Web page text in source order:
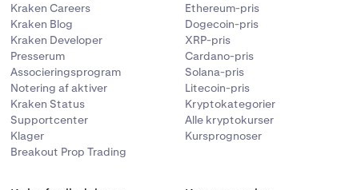
Kraken Careers
Kraken Blog
Kraken Developer
Presserum
Associeringsprogram
Notering af aktiver
Kraken Status
Supportcenter
Klager
Breakout Prop Trading
Ethereum-pris
Dogecoin-pris
XRP-pris
Cardano-pris
Solana-pris
Litecoin-pris
Kryptokategorier
Alle kryptokurser
Kursprognoser